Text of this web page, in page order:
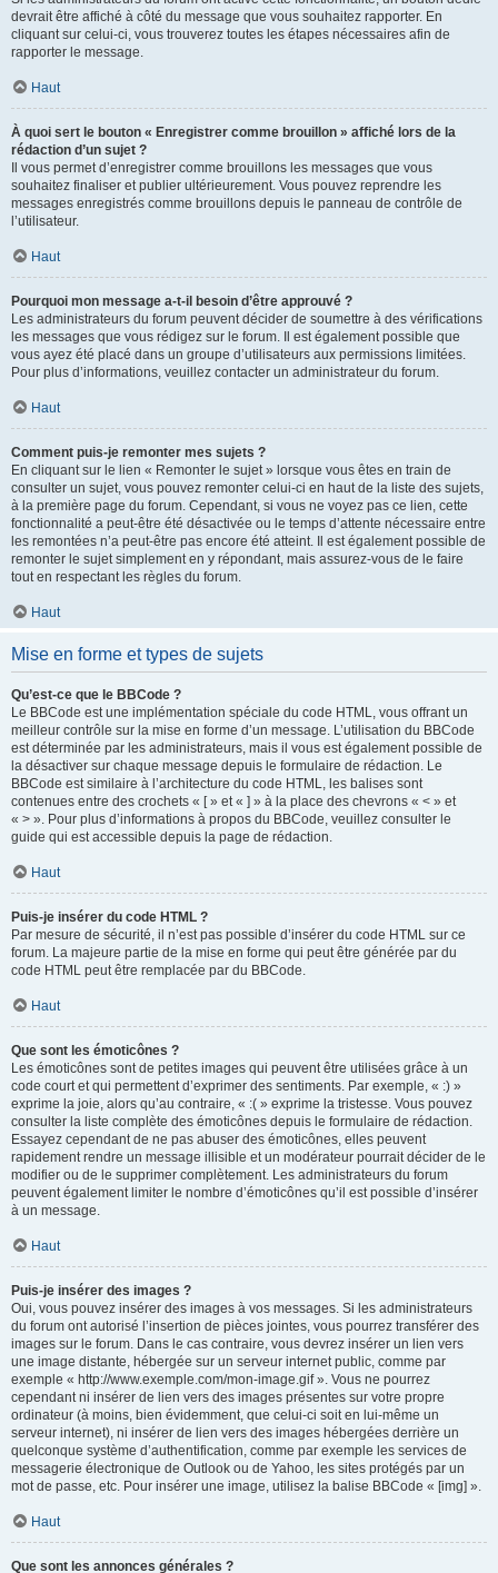
devrait être affiché à côté du message que vous souhaitez rapporter. En
cliquant sur celui-ci, vous trouverez toutes les étapes nécessaires afin de
rapporter le message.
Haut
À quoi sert le bouton « Enregistrer comme brouillon » affiché lors de la
rédaction d’un sujet ?
Il vous permet d’enregistrer comme brouillons les messages que vous
souhaitez finaliser et publier ultérieurement. Vous pouvez reprendre les
messages enregistrés comme brouillons depuis le panneau de contrôle de
l’utilisateur.
Haut
Pourquoi mon message a-t-il besoin d’être approuvé ?
Les administrateurs du forum peuvent décider de soumettre à des vérifications
les messages que vous rédigez sur le forum. Il est également possible que
vous ayez été placé dans un groupe d’utilisateurs aux permissions limitées.
Pour plus d’informations, veuillez contacter un administrateur du forum.
Haut
Comment puis-je remonter mes sujets ?
En cliquant sur le lien « Remonter le sujet » lorsque vous êtes en train de
consulter un sujet, vous pouvez remonter celui-ci en haut de la liste des sujets,
à la première page du forum. Cependant, si vous ne voyez pas ce lien, cette
fonctionnalité a peut-être été désactivée ou le temps d’attente nécessaire entre
les remontées n’a peut-être pas encore été atteint. Il est également possible de
remonter le sujet simplement en y répondant, mais assurez-vous de le faire
tout en respectant les règles du forum.
Haut
Mise en forme et types de sujets
Qu’est-ce que le BBCode ?
Le BBCode est une implémentation spéciale du code HTML, vous offrant un
meilleur contrôle sur la mise en forme d’un message. L’utilisation du BBCode
est déterminée par les administrateurs, mais il vous est également possible de
la désactiver sur chaque message depuis le formulaire de rédaction. Le
BBCode est similaire à l’architecture du code HTML, les balises sont
contenues entre des crochets « [ » et « ] » à la place des chevrons « < » et
« > ». Pour plus d’informations à propos du BBCode, veuillez consulter le
guide qui est accessible depuis la page de rédaction.
Haut
Puis-je insérer du code HTML ?
Par mesure de sécurité, il n’est pas possible d’insérer du code HTML sur ce
forum. La majeure partie de la mise en forme qui peut être générée par du
code HTML peut être remplacée par du BBCode.
Haut
Que sont les émoticônes ?
Les émoticônes sont de petites images qui peuvent être utilisées grâce à un
code court et qui permettent d’exprimer des sentiments. Par exemple, « :) »
exprime la joie, alors qu’au contraire, « :( » exprime la tristesse. Vous pouvez
consulter la liste complète des émoticônes depuis le formulaire de rédaction.
Essayez cependant de ne pas abuser des émoticônes, elles peuvent
rapidement rendre un message illisible et un modérateur pourrait décider de le
modifier ou de le supprimer complètement. Les administrateurs du forum
peuvent également limiter le nombre d’émoticônes qu’il est possible d’insérer
à un message.
Haut
Puis-je insérer des images ?
Oui, vous pouvez insérer des images à vos messages. Si les administrateurs
du forum ont autorisé l’insertion de pièces jointes, vous pourrez transférer des
images sur le forum. Dans le cas contraire, vous devrez insérer un lien vers
une image distante, hébergée sur un serveur internet public, comme par
exemple « http://www.exemple.com/mon-image.gif ». Vous ne pourrez
cependant ni insérer de lien vers des images présentes sur votre propre
ordinateur (à moins, bien évidemment, que celui-ci soit en lui-même un
serveur internet), ni insérer de lien vers des images hébergées derrière un
quelconque système d’authentification, comme par exemple les services de
messagerie électronique de Outlook ou de Yahoo, les sites protégés par un
mot de passe, etc. Pour insérer une image, utilisez la balise BBCode « [img] ».
Haut
Que sont les annonces générales ?